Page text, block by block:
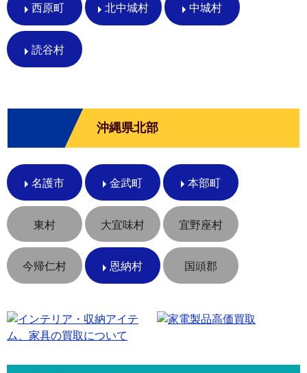
西原町 北中城村 中城村
読谷村
沖縄県北部
名護市 金武町 本部町
東村 大宜味村 宜野座村
今帰仁村 恩納村 国頭郡